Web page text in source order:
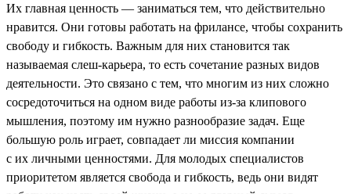
Их главная ценность — заниматься тем, что действительно
нравится. Они готовы работать на фрилансе, чтобы сохранить
свободу и гибкость. Важным для них становится так
называемая слеш-карьера, то есть сочетание разных видов
деятельности. Это связано с тем, что многим из них сложно
сосредоточиться на одном виде работы из-за клипового
мышления, поэтому им нужно разнообразие задач. Еще
большую роль играет, совпадает ли миссия компании
с их личными ценностями. Для молодых специалистов
приоритетом является свобода и гибкость, ведь они видят